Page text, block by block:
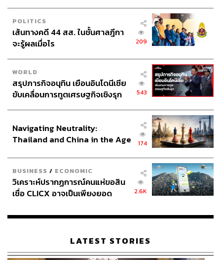
POLITICS
เส้นทางคดี 44 สส. ในชั้นศาลฎีกา
จะรู้ผลเมื่อไร
209
WORLD
สรุปภารกิจอนุทิน เยือนอินโดนีเซีย
ขับเคลื่อนการทูตเศรษฐกิจเชิงรุก
543
Navigating Neutrality:
Thailand and China in the Age
174
BUSINESS / ECONOMIC
วิเคราะห์ปรากฏการณ์คนแห่ขอสิน
เชื่อ CLICX อาจเป็นเพียงยอด
เรือนไทยที่ถูกซุกไว้
2.6K
LATEST STORIES